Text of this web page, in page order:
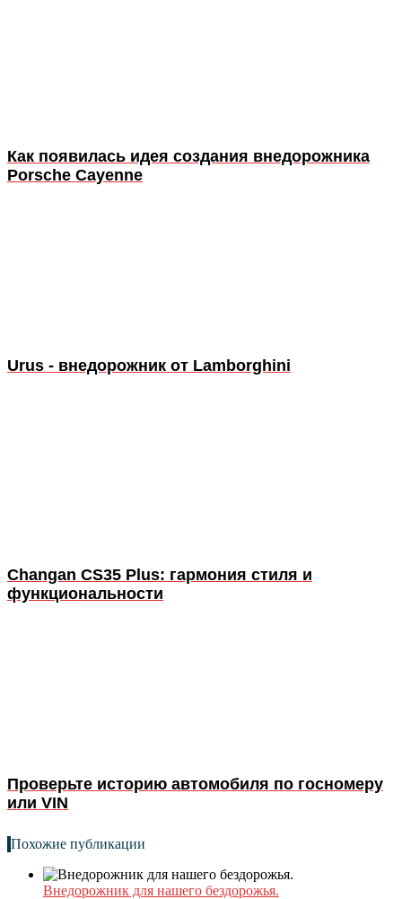
Как появилась идея создания внедорожника
Porsche Cayenne
Urus - внедорожник от Lamborghini
Changan CS35 Plus: гармония стиля и
функциональности
Проверьте историю автомобиля по госномеру
или VIN
Похожие публикации
Внедорожник для нашего бездорожья.